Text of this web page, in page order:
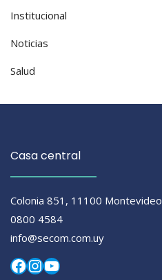
Institucional
Noticias
Salud
Casa central
Colonia 851, 11100 Montevideo
0800 4584
info@secom.com.uy
Facebook
Instagram
YouTube